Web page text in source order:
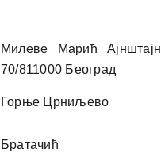
Милеве Марић Ајнштајн
70/811000 Београд
Горње Црниљево
Братачић